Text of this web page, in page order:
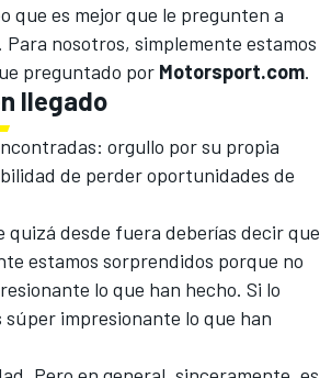
que es mejor que le pregunten a
nosotros, simplemente estamos
preguntado por Motorsport.com.
llegado
orgullo por su propia
de perder oportunidades de
quizá desde fuera deberías decir que
estamos sorprendidos porque no
lo que han hecho. Si lo
impresionante lo que han